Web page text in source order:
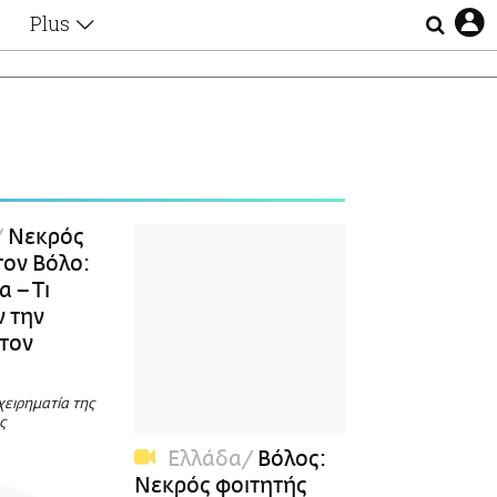
Plus
Οι Αθηναίοι
Απώλειες
Lgbtqi+
Επιλογές
Νεκρός
Βόλο:
– Τι
την
της
Ελλάδα
Βόλος:
Νεκρός φοιτητής